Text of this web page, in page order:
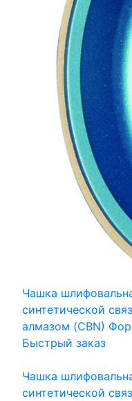
Чашка
синтетической
алмазом (CBN)
Быстрый заказ
Чашка
синтетической